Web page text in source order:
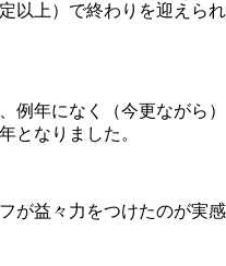
以上）で終わりを迎えられ
例年になく（今更ながら）
となりました。
が益々力をつけたのが実感